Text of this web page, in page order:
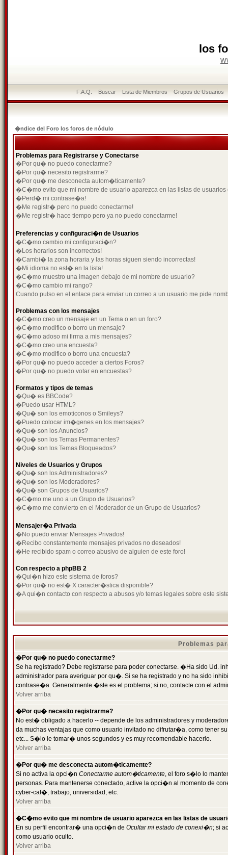
los
F.A.Q. Buscar Lista de Miembros Grupos de Usuarios
�ndice del Foro los foros de nódulo
Problemas para Registrarse y Conectarse
�Por qu� no puedo conectarme?
�Por qu� necesito registrarme?
�Por qu� me desconecta autom�ticamente?
�C�mo evito que mi nombre de usuario aparezca en las listas de usuarios
�Perd� mi contrase�a!
�Me registr� pero no puedo conectarme!
�Me registr� hace tiempo pero ya no puedo conectarme!
Preferencias y configuraci�n de Usuarios
�C�mo cambio mi configuraci�n?
�Los horarios son incorrectos!
�Cambi� la zona horaria y las horas siguen siendo incorrectas!
�Mi idioma no est� en la lista!
�C�mo muestro una imagen debajo de mi nombre de usuario?
�C�mo cambio mi rango?
Cuando pulso en el enlace para enviar un correo a un usuario me pide
Problemas con los mensajes
�C�mo creo un mensaje en un Tema o en un foro?
�C�mo modifico o borro un mensaje?
�C�mo adoso mi firma a mis mensajes?
�C�mo creo una encuesta?
�C�mo modifico o borro una encuesta?
�Por qu� no puedo acceder a ciertos Foros?
�Por qu� no puedo votar en encuestas?
Formatos y tipos de temas
�Qu� es BBCode?
�Puedo usar HTML?
�Qu� son los emoticonos o Smileys?
�Puedo colocar im�genes en los mensajes?
�Qu� son los Anuncios?
�Qu� son los Temas Permanentes?
�Qu� son los Temas Bloqueados?
Niveles de Usuarios y Grupos
�Qu� son los Administradores?
�Qu� son los Moderadores?
�Qu� son Grupos de Usuarios?
�C�mo me uno a un Grupo de Usuarios?
�C�mo me convierto en el Moderador de un Grupo de Usuarios?
Mensajer�a Privada
�No puedo enviar Mensajes Privados!
�Recibo constantemente mensajes privados no deseados!
�He recibido spam o correo abusivo de alguien de este foro!
Con respecto a phpBB 2
�Qui�n hizo este sistema de foros?
�Por qu� no est� X caracter�stica disponible?
�A qui�n contacto con respecto a abusos y/o temas legales sobre este
Problemas
�Por qu� no puedo conectarme?
Se ha registrado? Debe registrarse para poder conectarse. �Ha sido Ud.
administrador para averiguar por qu�. Si se ha registrado y no ha sido
contrase�a. Generalmente �ste es el problema; si no, contacte con el
Volver arriba
�Por qu� necesito registrarme?
No est� obligado a hacerlo -- depende de los administradores y
da muchas ventajas que como usuario invitado no difrutar�a, como tener
etc... S�lo le tomar� unos segundos y es muy recomendable hacerlo.
Volver arriba
�Por qu� me desconecta autom�ticamente?
Si no activa la opci�n Conectarme autom�ticamente, el foro s�lo lo
personas. Para mantenerse conectado, active la opci�n al momento de
cyber-caf�, trabajo, universidad, etc.
Volver arriba
�C�mo evito que mi nombre de usuario aparezca en las listas de
En su perfil encontrar� una opci�n de Ocultar mi estado de conexi�n; si
como usuario oculto.
Volver arriba